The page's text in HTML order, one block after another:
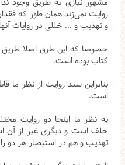
روایت نمی‌زند همان طور که
و تهذیب و ... خللی در روایات
خصوصا که این طرق اصلا
کتاب بوده است.
بنابراین سند روایت از نظر ما
است.
به نظر ما اینجا دو روایت
حلف است و دیگری غیر از
تهذیب و هم در استبصار هر دو